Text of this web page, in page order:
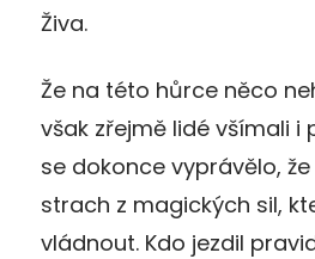
Živa.
Že na této hůrce něco
však zřejmě lidé všímali i
se dokonce vyprávělo,
strach z magických sil,
vládnout. Kdo jezdil